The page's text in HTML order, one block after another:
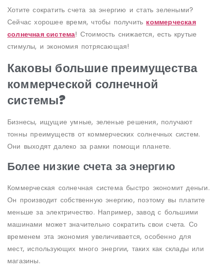
Хотите сократить счета за энергию и стать зелеными?
Сейчас хорошее время, чтобы получить коммерческая
солнечная система! Стоимость снижается, есть крутые
стимулы, и экономия потрясающая!
Каковы большие преимущества
коммерческой солнечной
системы?
Бизнесы, ищущие умные, зеленые решения, получают
тонны преимуществ от коммерческих солнечных систем.
Они выходят далеко за рамки помощи планете.
Более низкие счета за энергию
Коммерческая солнечная система быстро экономит деньги.
Он производит собственную энергию, поэтому вы платите
меньше за электричество. Например, завод с большими
машинами может значительно сократить свои счета. Со
временем эта экономия увеличивается, особенно для
мест, использующих много энергии, таких как склады или
магазины.